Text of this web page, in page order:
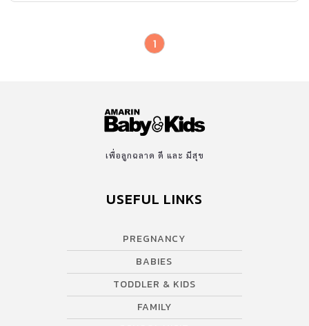
1
เพื่อลูกฉลาด ดี และ มีสุข
USEFUL LINKS
PREGNANCY
BABIES
TODDLER & KIDS
FAMILY